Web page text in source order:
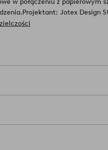
Projektant: Jotex Design
szerokość 63 cm, głębokość
siedziska 43 cm. Szerokość
szmatką.
stawać i nie skakać po krześle.)
zgromadzą się goście.